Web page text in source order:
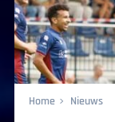
Home
Nieuws